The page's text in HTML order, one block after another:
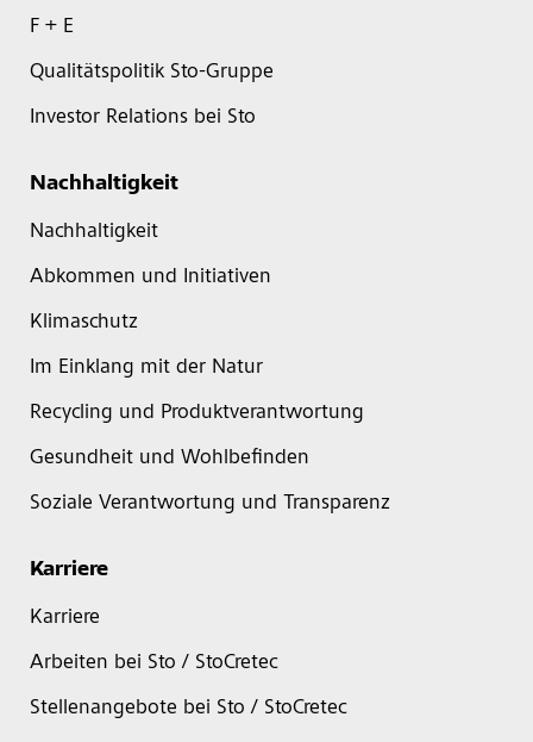
F + E
Qualitätspolitik Sto-Gruppe
Investor Relations bei Sto
Nachhaltigkeit
Nachhaltigkeit
Abkommen und Initiativen
Klimaschutz
Im Einklang mit der Natur
Recycling und Produktverantwortung
Gesundheit und Wohlbefinden
Soziale Verantwortung und Transparenz
Karriere
Karriere
Arbeiten bei Sto / StoCretec
Stellenangebote bei Sto / StoCretec